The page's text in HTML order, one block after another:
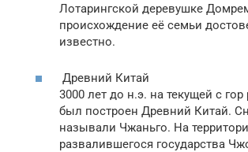
Лотарингской деревушке
происхождение её семьи
известно.
Древний Китай
3000 лет до н.э. на текущей с гор
был построен Древний Китай.
называли Чжаньго. На
развалившегося государства